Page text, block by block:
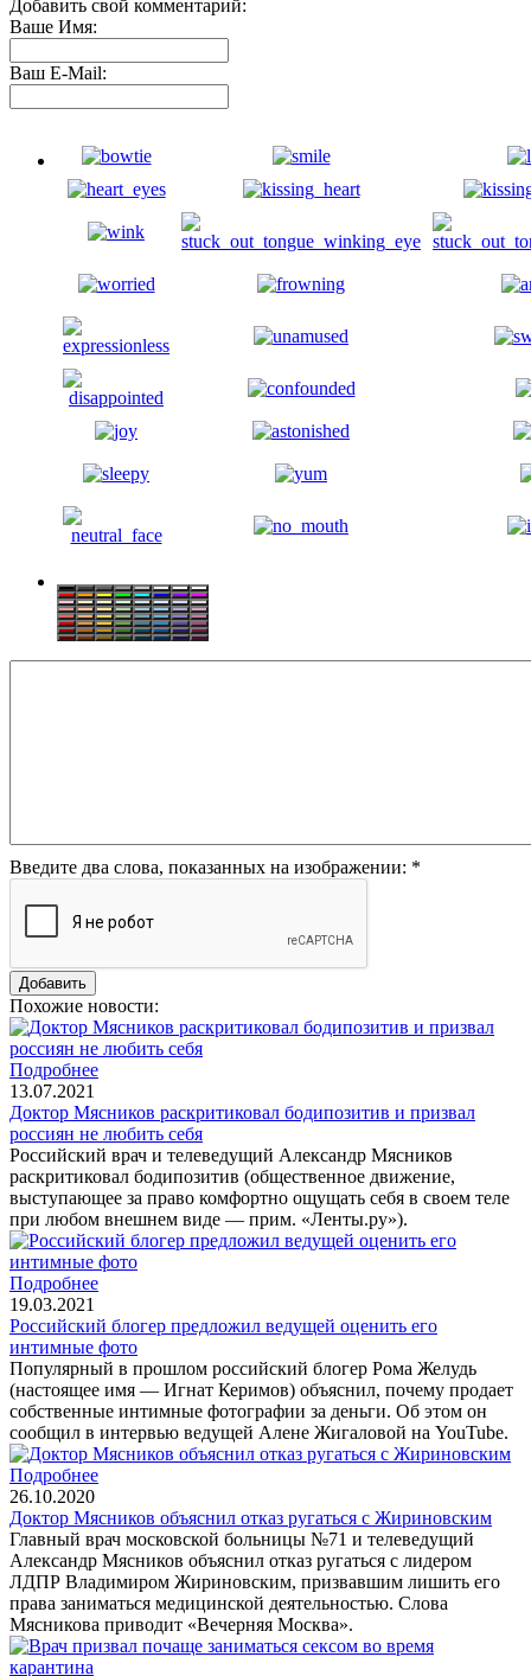
Добавить свой комментарий:
Ваше Имя:
Ваш E-Mail:
Введите два слова, показанных на изображении: *
Похожие новости:
Подробнее
13.07.2021
Доктор Мясников раскритиковал бодипозитив и призвал
россиян не любить себя
Российский врач и телеведущий Александр Мясников
раскритиковал бодипозитив (общественное движение,
выступающее за право комфортно ощущать себя в своем теле
при любом внешнем виде — прим. «Ленты.ру»).
Подробнее
19.03.2021
Российский блогер предложил ведущей оценить его
интимные фото
Популярный в прошлом российский блогер Рома Желудь
(настоящее имя — Игнат Керимов) объяснил, почему продает
собственные интимные фотографии за деньги. Об этом он
сообщил в интервью ведущей Алене Жигаловой на YouTube.
Подробнее
26.10.2020
Доктор Мясников объяснил отказ ругаться с Жириновским
Главный врач московской больницы №71 и телеведущий
Александр Мясников объяснил отказ ругаться с лидером
ЛДПР Владимиром Жириновским, призвавшим лишить его
права заниматься медицинской деятельностью. Слова
Мясникова приводит «Вечерняя Москва».